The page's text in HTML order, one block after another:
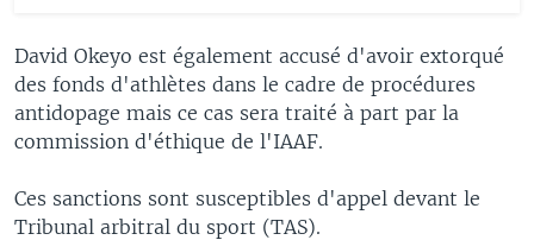
David Okeyo est également accusé d'avoir extorqué
des fonds d'athlètes dans le cadre de procédures
antidopage mais ce cas sera traité à part par la
commission d'éthique de l'IAAF.
Ces sanctions sont susceptibles d'appel devant le
Tribunal arbitral du sport (TAS).